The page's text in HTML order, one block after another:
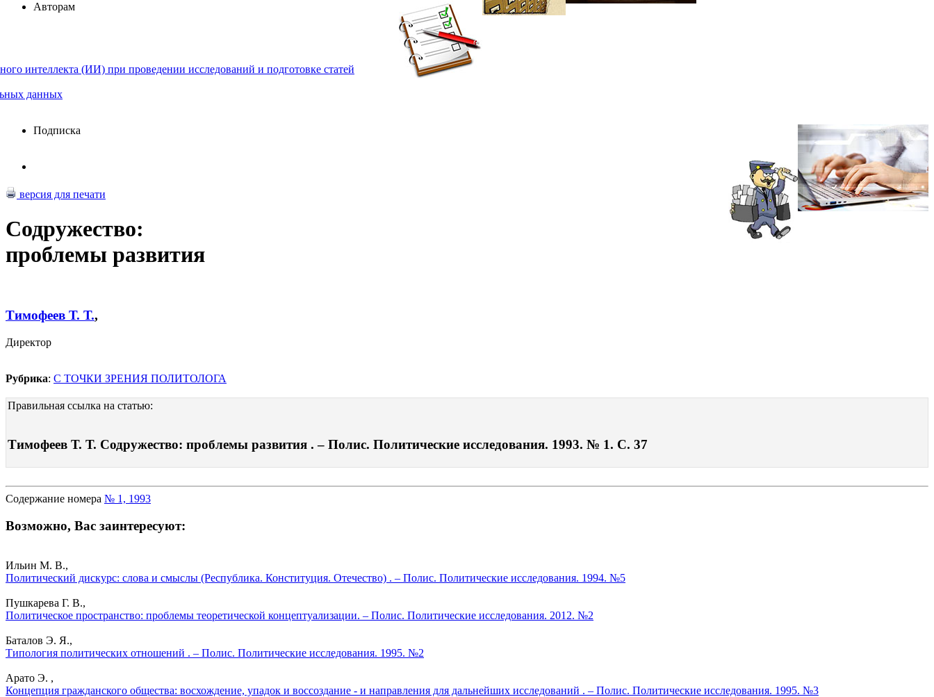
Авторам
интеллекта (ИИ) при проведении исследований и подготовке статей
данных
Подписка
версия для печати
Содружество:
проблемы развития
Тимофеев Т. Т.,
Директор
Рубрика: С ТОЧКИ ЗРЕНИЯ ПОЛИТОЛОГА
Правильная ссылка на статью:
Тимофеев Т. Т. Содружество: проблемы развития . – Полис. Политические исследования. 1993. № 1. С. 37
Содержание номера № 1, 1993
Возможно, Вас заинтересуют:
Ильин М. В.,
Политический дискурс: слова и смыслы (Республика. Конституция. Отечество) . – Полис. Политические исследования. 1994. №5
Пушкарева Г. В.,
Политическое пространство: проблемы теоретической концептуализации. – Полис. Политические исследования. 2012. №2
Баталов Э. Я.,
Типология политических отношений . – Полис. Политические исследования. 1995. №2
Арато Э. ,
Концепция гражданского общества: восхождение, упадок и воссоздание - и направления для дальнейших исследований . – Полис. Политические исследования. 1995. №3